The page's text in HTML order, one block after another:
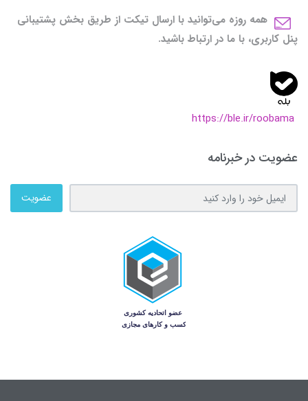
همه روزه می‌توانید با ارسال تیکت از طریق بخش پشتیبانی
پنل کاربری، با ما در ارتباط باشید.
https://ble.ir/roobama
عضویت در خبرنامه
عضویت